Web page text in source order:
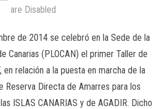
are Disabled
de 2014 se celebró en la Sede de la
Canarias (PLOCAN) el primer Taller de
en relación a la puesta en marcha de la
Reserva Directa de Amarres para los
ISLAS CANARIAS y de AGADIR. Dicho